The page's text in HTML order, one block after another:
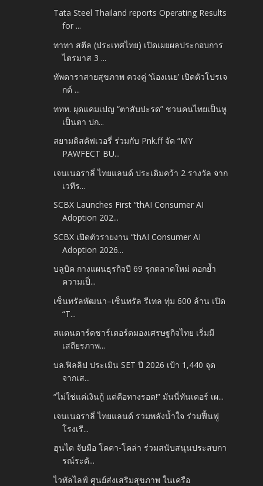
Tata Steel Thailand reports Operating Results
for ...
ทาทา สตีล (ประเทศไทย) เปิดเผยผลประกอบการ
ไตรมาส 3 ...
ทัพดาราสายสุขภาพ ควงคู่ ‘น้องเนย’ เปิดตัวโปรเจ
กต์ ...
ททท. ผุดแคมเปญ “ตาสับปะรด” ชวนคนไทยเป็นหู
เป็นตา ปก...
สยามดิสคัฟเวอรี่ ร่วมกับ Pnk.ff จัด “MY
PAWFECT BU...
เจนเนอราลี่ ไทยแลนด์ ประเดิมคว้า 2 รางวัล จาก
เวทีร...
SCBX Launches First “thAI Consumer AI
Adoption 202...
SCBX เปิดตัวรายงาน “thAI Consumer AI
Adoption 2026...
บลูบิค กางแผนธุรกิจปี 69 รุกตลาดใหม่ ตอกย้ำ
ความเป็...
เซ็นทรัลพัฒนา–เซ็นทรัล รีเทล ทุ่ม 600 ล้าน เปิด
“T...
สแตนดาร์ดชาร์เตอร์ดมองเศรษฐกิจไทย เริ่มมี
เสถียรภาพ...
บล.ฟิลลิป ประเมิน SET ปี 2026 เป้า 1,440 จุด
จากเส...
“ไม่ใช่แค่เงินกู้ แต่คือทางรอด!” มันนี่ทันเดอร์ เผ...
เจนเนอราลี่ ไทยแลนด์ รวมพลังน้ำใจ ร่วมฟื้นฟู
โรงเรี...
ฮุนได จับมือ โคคา-โคล่า ร่วมสนับสนุนประสบกา
รณ์ระดั...
ไวทัลไลฟ์ ศูนย์ส่งเสริมสุขภาพ ในเครือ